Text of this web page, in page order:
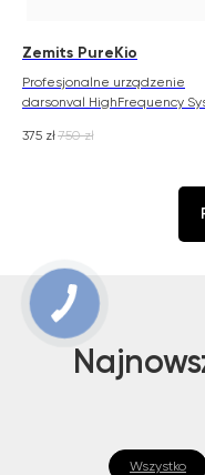
Zemits PureKio
Profesjonalne urządzenie
darsonval HighFrequency
375 zł 750 zł
Wszystko